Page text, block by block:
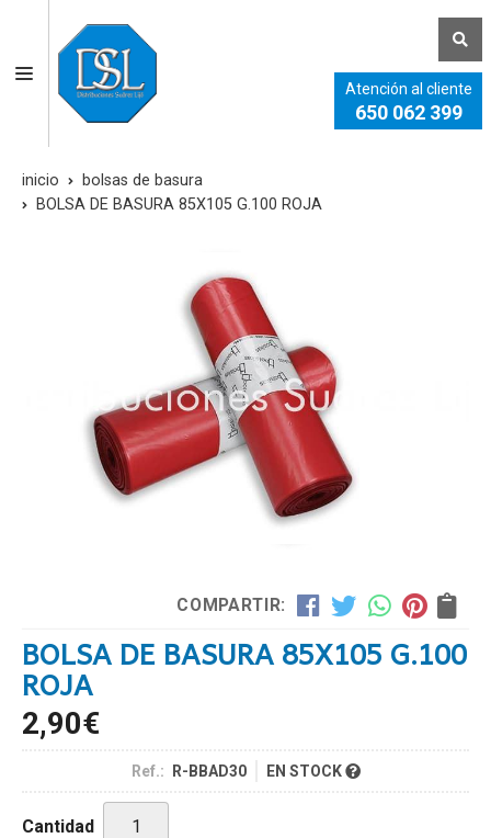
Atención al cliente
650 062 399
inicio
bolsas de basura
BOLSA DE BASURA 85X105 G.100 ROJA
COMPARTIR:
BOLSA DE BASURA 85X105 G.100
ROJA
2,90€
Ref.: R-BBAD30 EN STOCK
Cantidad